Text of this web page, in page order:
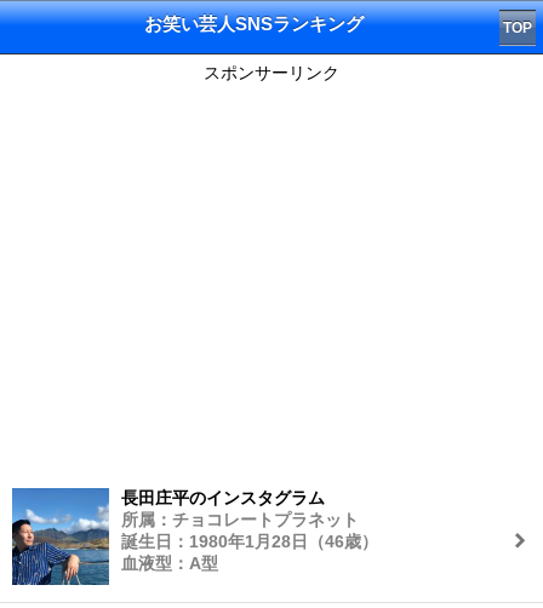
お笑い芸人SNSランキング TOP
スポンサーリンク
長田庄平のインスタグラム
所属：チョコレートプラネット
誕生日：1980年1月28日（46歳）
血液型：A型